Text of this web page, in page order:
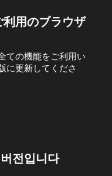
用のブラウザ
ての機能をご利用い
に更新してくださ
전입니다